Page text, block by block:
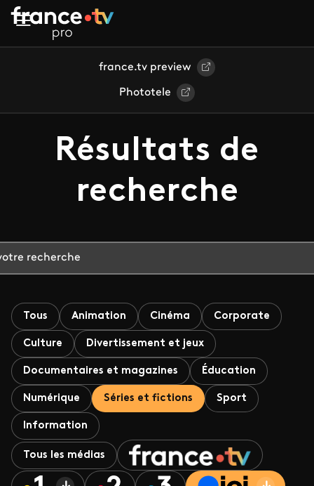
Aller au contenu principal
france.tv preview
Phototele
Résultats de
recherche
Tous Animation Cinéma Corporate
Culture Divertissement et jeux
Documentaires et magazines Éducation
Numérique Séries et fictions Sport
Information
Tous les médias